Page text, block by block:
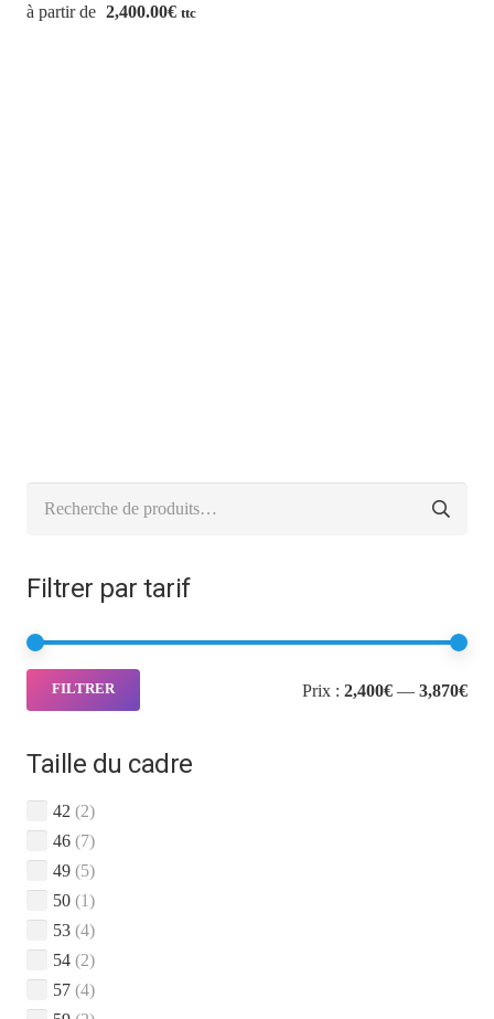
2,400.00€ ttc
Filtrer par tarif
Prix
Prix
FILTRER Prix : 2,400€ — 3,870€
Taille du cadre
42 (2)
46 (7)
49 (5)
50 (1)
53 (4)
54 (2)
57 (4)